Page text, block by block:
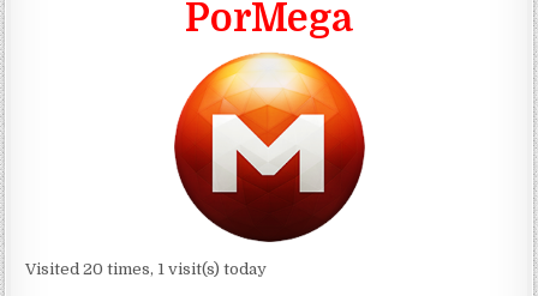
PorMega
Visited 20 times, 1 visit(s) today